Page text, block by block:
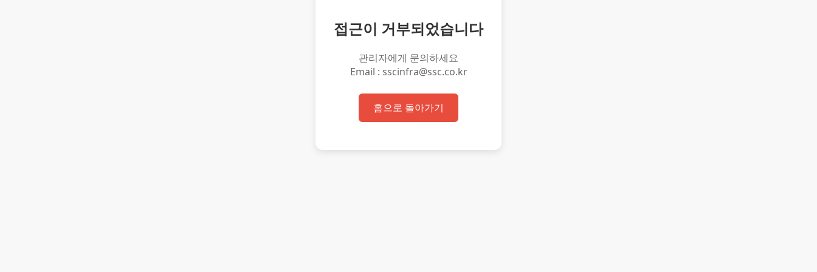
접근이 거부되었습니다
관리자에게 문의하세요
Email : sscinfra@ssc.co.kr
홈으로 돌아가기